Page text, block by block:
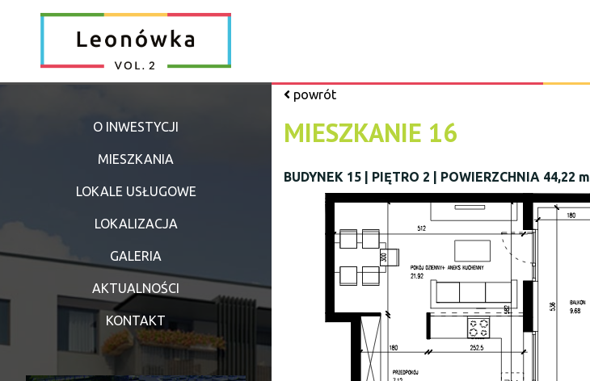
O INWESTYCJI
MIESZKANIA
LOKALE USŁUGOWE
LOKALIZACJA
GALERIA
AKTUALNOŚCI
KONTAKT
powrót
MIESZKANIE 16
BUDYNEK 15 | PIĘTRO 2 | POWIERZCHNIA 44,22 m